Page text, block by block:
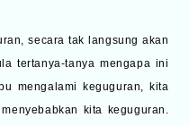
secara tak langsung akan
tertanya-tanya mengapa ini
mengalami keguguran, kita
kita keguguran.